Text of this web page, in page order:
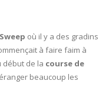
où il y a des gradins
à faire faim à
début de la course de
beaucoup les